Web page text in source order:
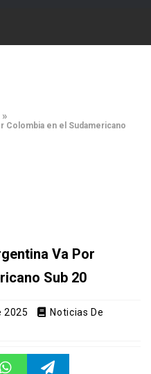
»
Colombia en el Sudamericano
Va Por
Sub 20
2025
Noticias De